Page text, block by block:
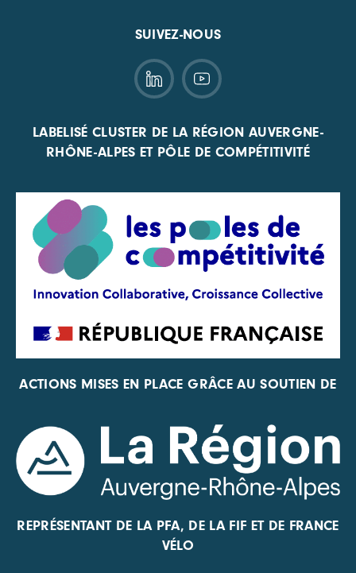
SUIVEZ-NOUS
LABELISÉ CLUSTER DE LA RÉGION AUVERGNE-
RHÔNE-ALPES ET PÔLE DE COMPÉTITIVITÉ
ACTIONS MISES EN PLACE GRÂCE AU SOUTIEN DE
REPRÉSENTANT DE LA PFA, DE LA FIF ET DE FRANCE
VÉLO